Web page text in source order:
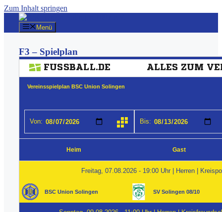
Zum Inhalt springen
Menü
F3 – Spielplan